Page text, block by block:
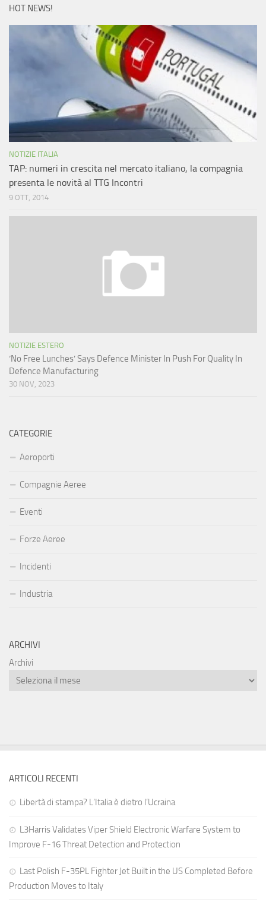
HOT NEWS!
NOTIZIE ITALIA
TAP: numeri in crescita nel mercato italiano, la compagnia
presenta le novità al TTG Incontri
9 OTT, 2014
NOTIZIE ESTERO
‘No Free Lunches’ Says Defence Minister In Push For Quality In
Defence Manufacturing
30 NOV, 2023
CATEGORIE
Aeroporti
Compagnie Aeree
Eventi
Forze Aeree
Incidenti
Industria
ARCHIVI
Archivi
ARTICOLI RECENTI
Libertà di stampa? L’Italia è dietro l’Ucraina
L3Harris Validates Viper Shield Electronic Warfare System to
Improve F-16 Threat Detection and Protection
Last Polish F-35PL Fighter Jet Built in the US Completed Before
Production Moves to Italy